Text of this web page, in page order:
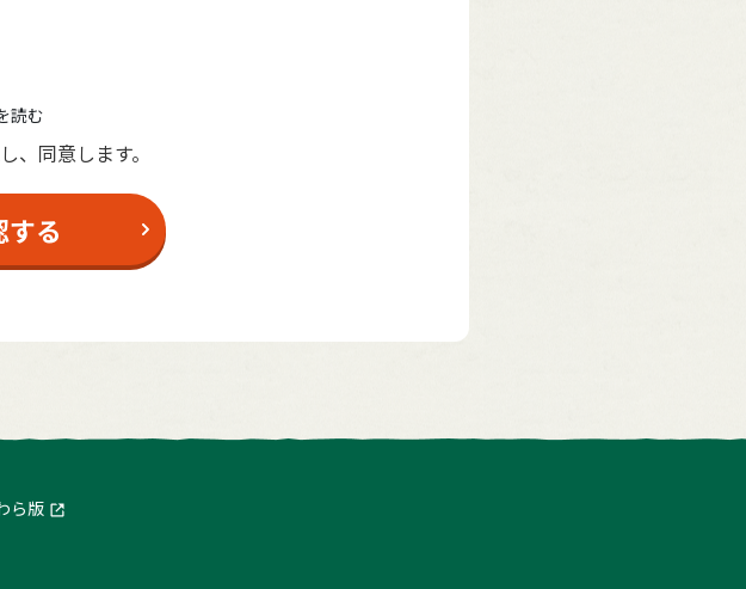
読む
、同意します。
る
ら版